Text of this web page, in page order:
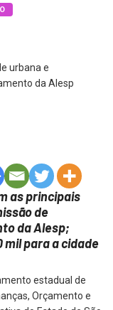
as principais
de
da Alesp;
para a cidade
estadual de
Orçamento e